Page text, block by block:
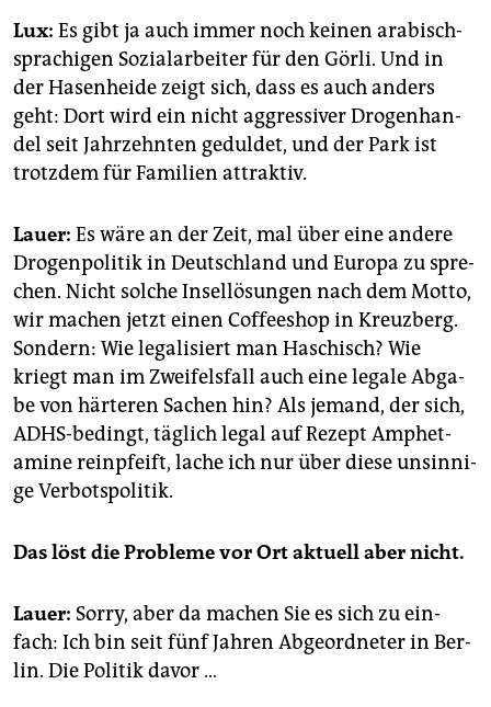
Lux: Es gibt ja auch immer noch kei­nen ara­bisch­
spra­chi­gen So­zi­al­ar­bei­ter für den Görli. Und in
der Ha­sen­hei­de zeigt sich, dass es auch an­ders
geht: Dort wird ein nicht ag­gres­si­ver Dro­gen­han­
del seit Jahr­zehn­ten ge­dul­det, und der Park ist
trotz­dem für Fa­mi­li­en at­trak­tiv.
Lauer: Es wäre an der Zeit, mal über eine an­de­re
Dro­gen­po­li­tik in Deutsch­land und Eu­ro­pa zu spre­
chen. Nicht sol­che In­sel­lö­sun­gen nach dem Motto,
wir ma­chen jetzt einen Cof­fee­shop in Kreuz­berg.
Son­dern: Wie le­ga­li­siert man Ha­schisch? Wie
kriegt man im Zwei­fels­fall auch eine le­ga­le Ab­ga­
be von här­te­ren Sa­chen hin? Als je­mand, der sich,
ADHS-be­dingt, täg­lich legal auf Re­zept Am­phet­
ami­ne rein­pfeift, lache ich nur über diese un­sin­ni­
ge Ver­bots­po­li­tik.
Das löst die Pro­ble­me vor Ort ak­tu­ell aber nicht.
Lauer: Sorry, aber da ma­chen Sie es sich zu ein­
fach: Ich bin seit fünf Jah­ren Ab­ge­ord­ne­ter in Ber­
lin. Die Po­li­tik davor …